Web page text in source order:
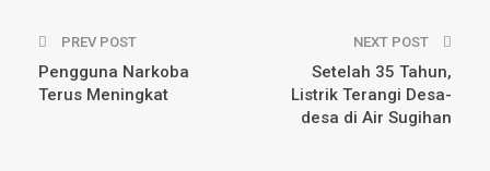
PREV POST
Pengguna Narkoba
Terus Meningkat
NEXT POST
Setelah 35 Tahun,
Listrik Terangi Desa-
desa di Air Sugihan